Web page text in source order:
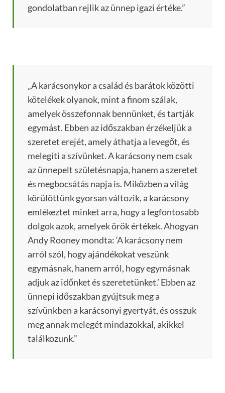
gondolatban rejlik az ünnep igazi értéke.”
„A karácsonykor a család és barátok közötti
kötelékek olyanok, mint a finom szálak,
amelyek összefonnak bennünket, és tartják
egymást. Ebben az időszakban érzékeljük a
szeretet erejét, amely áthatja a levegőt, és
melegíti a szívünket. A karácsony nem csak
az ünnepelt születésnapja, hanem a szeretet
és megbocsátás napja is. Miközben a világ
körülöttünk gyorsan változik, a karácsony
emlékeztet minket arra, hogy a legfontosabb
dolgok azok, amelyek örök értékek. Ahogyan
Andy Rooney mondta: ‘A karácsony nem
arról szól, hogy ajándékokat veszünk
egymásnak, hanem arról, hogy egymásnak
adjuk az időnket és szeretetünket.’ Ebben az
ünnepi időszakban gyújtsuk meg a
szívünkben a karácsonyi gyertyát, és osszuk
meg annak melegét mindazokkal, akikkel
találkozunk.”